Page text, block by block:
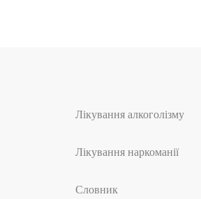
Лікування алкоголізму
Лікування наркоманії
Словник